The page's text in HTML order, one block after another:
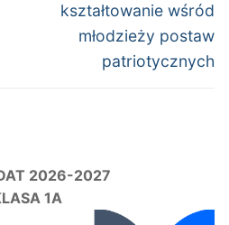
kształtowanie wśród
młodzieży postaw
patriotycznych
2026-2027
1A